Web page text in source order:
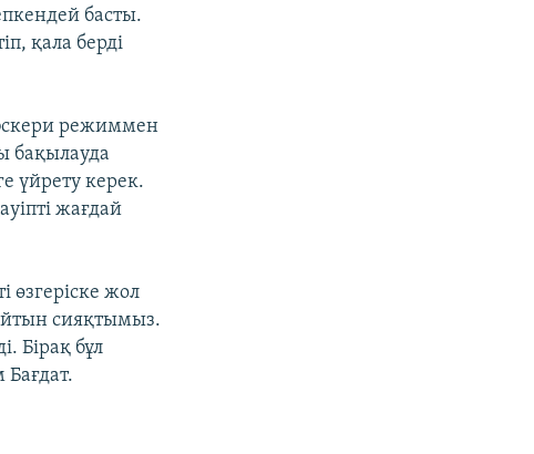
басты.
қала берді
режиммен
бақылауда
үйрету керек.
жағдай
өзгеріске жол
сияқтымыз.
Бірақ бұл
Бағдат.